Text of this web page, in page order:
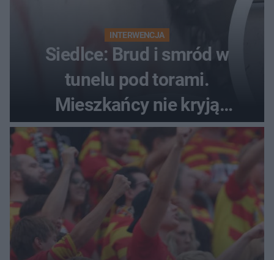
INTERWENCJA
Siedlce: Brud i smród w
tunelu pod torami.
Mieszkańcy nie kryją
oburzenia!